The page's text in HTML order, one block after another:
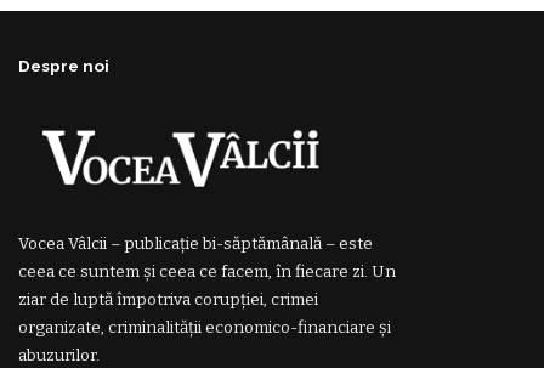
Despre noi
Vocea Vâlcii – publicație bi-săptămânală – este
ceea ce suntem și ceea ce facem, în fiecare zi. Un
ziar de luptă împotriva corupției, crimei
organizate, criminalității economico-financiare și
abuzurilor.